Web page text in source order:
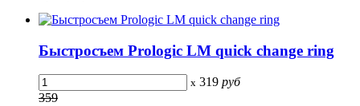
Быстросъем Prologic LM quick change ring
x 319 руб
359